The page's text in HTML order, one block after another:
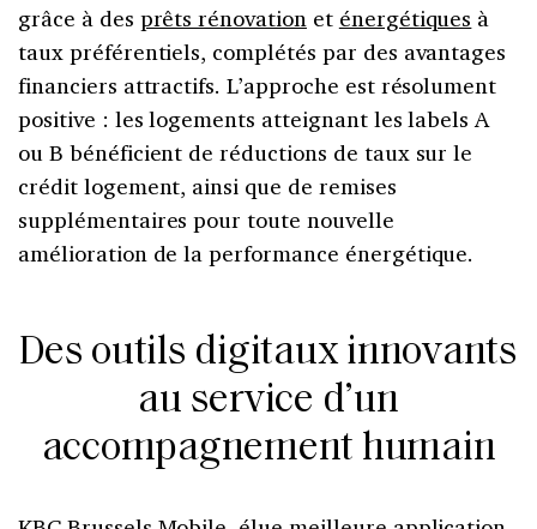
grâce à des prêts rénovation et énergétiques à
taux préférentiels, complétés par des avantages
financiers attractifs. L’approche est résolument
positive : les logements atteignant les labels A
ou B bénéficient de réductions de taux sur le
crédit logement, ainsi que de remises
supplémentaires pour toute nouvelle
amélioration de la performance énergétique.
Des outils digitaux innovants
au service d’un
accompagnement humain